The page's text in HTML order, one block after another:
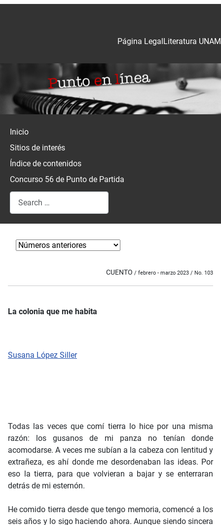
Literatura UNAM
Página Legal
Inicio
Sitios de interés
Índice de contenidos
Concurso 56 de Punto de Partida
Search
CUENTO / febrero - marzo 2023 / No. 103
La colonia que me habita
Susana López Siller
Todas las veces que comí tierra lo hice por una misma
razón: los gusanos de mi panza no tenían donde
acomodarse. A veces me subían a la cabeza con lentitud y
extrañeza, es ahí donde me desordenaban las ideas. Por
eso la tierra, para que volvieran a bajar y se enterraran
detrás de mi esternón.
He comido tierra desde que tengo memoria, comencé a los
seis años y lo sigo haciendo ahora. Aunque siendo sincera